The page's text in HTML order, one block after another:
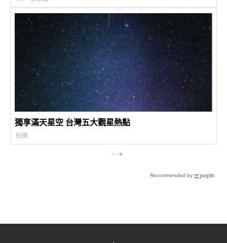
獨享滿天星空 台灣五大觀星熱點
玩樂
Recommended by